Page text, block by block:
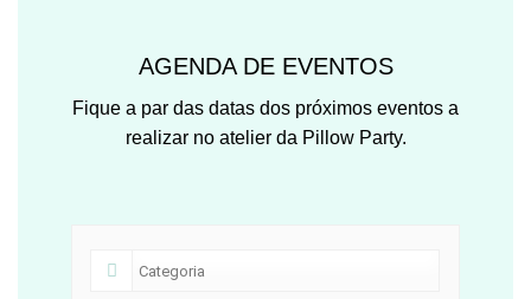
AGENDA DE EVENTOS
Fique a par das datas dos próximos eventos a
realizar no atelier da Pillow Party.